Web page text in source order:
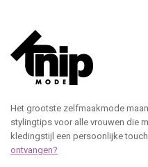
Het grootste zelfmaakmode
stylingtips voor alle vrouwen die
kledingstijl een persoonlijke
ontvangen?